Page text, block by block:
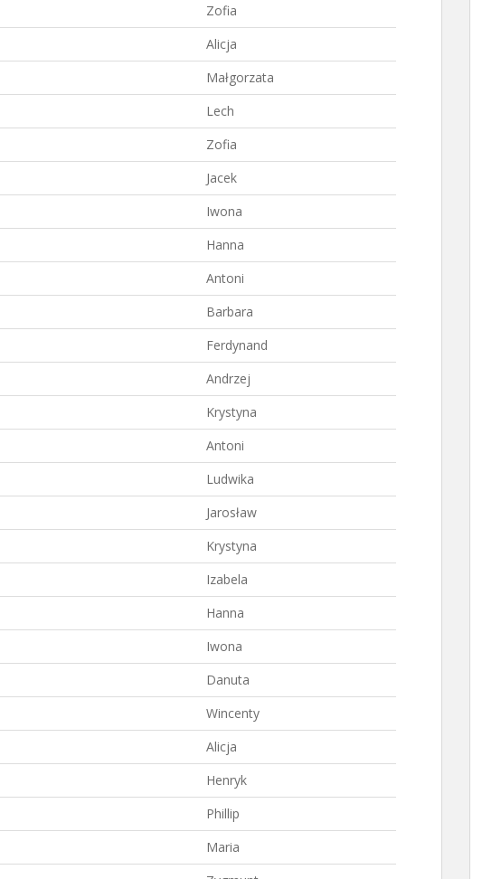
Zofia
Alicja
Małgorzata
Lech
Zofia
Jacek
Iwona
Hanna
Antoni
Barbara
Ferdynand
Andrzej
Krystyna
Antoni
Ludwika
Jarosław
Krystyna
Izabela
Hanna
Iwona
Danuta
Wincenty
Alicja
Henryk
Phillip
Maria